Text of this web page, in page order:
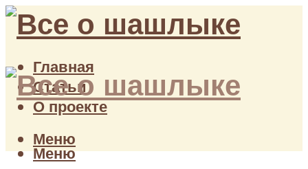
Главная
Статьи
О проекте
Меню
Меню